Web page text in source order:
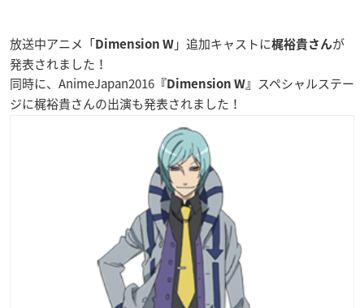
放送中アニメ「Dimension W 」追加キャストに梶裕貴さんが
発表されました！
同時に、AnimeJapan2016 『Dimension W』
スペシャルステー
ジに梶裕貴さんの出演も発表されました！